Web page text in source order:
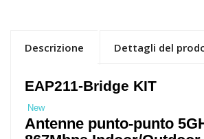
Descrizione Dettagli del
EAP211-Bridge KIT
New
Antenne punto-punto